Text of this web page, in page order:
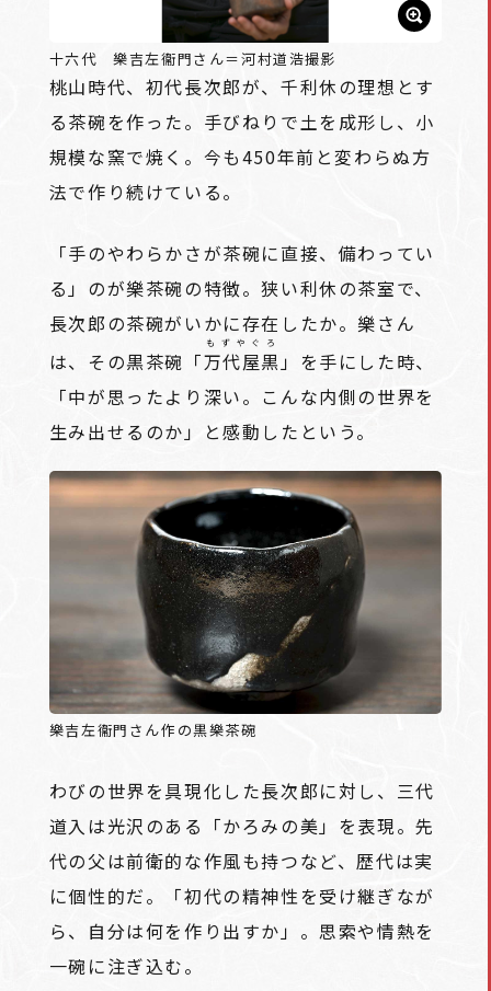
十六代 樂吉左衞門さん＝河村道浩撮影
桃山時代、初代長次郎が、千利休の理想とす
る茶碗を作った。手びねりで土を成形し、小
規模な窯で焼く。今も450年前と変わらぬ方
法で作り続けている。
「手のやわらかさが茶碗に直接、備わってい
る」のが樂茶碗の特徴。狭い利休の茶室で、
長次郎の茶碗がいかに存在したか。樂さん
は、その黒茶碗「万代屋黒
もずやぐろ
」を手にした時、
「中が思ったより深い。こんな内側の世界を
生み出せるのか」と感動したという。
樂吉左衞門さん作の黒樂茶碗
わびの世界を具現化した長次郎に対し、三代
道入は光沢のある「かろみの美」を表現。先
代の父は前衛的な作風も持つなど、歴代は実
に個性的だ。「初代の精神性を受け継ぎなが
ら、自分は何を作り出すか」。思索や情熱を
一碗に注ぎ込む。